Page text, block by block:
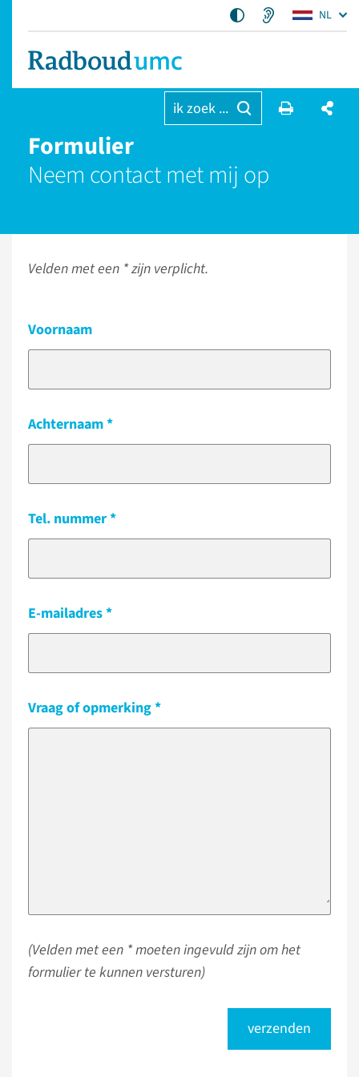
NL
ik zoek ...
Formulier
Neem contact met mij op
Velden met een * zijn verplicht.
Voornaam
Achternaam
Tel. nummer
E-mailadres
Vraag of opmerking
(Velden met een * moeten ingevuld zijn om het
formulier te kunnen versturen)
verzenden